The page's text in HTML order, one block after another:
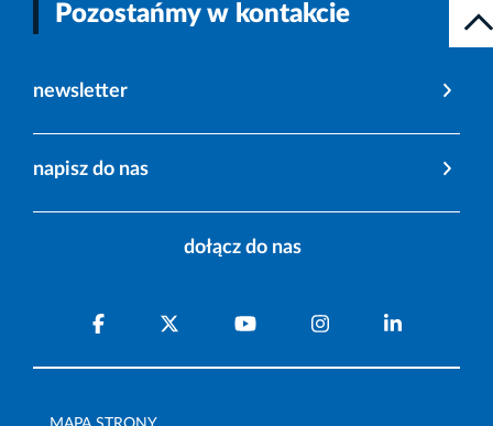
Pozostańmy w kontakcie
newsletter
napisz do nas
dołącz do nas